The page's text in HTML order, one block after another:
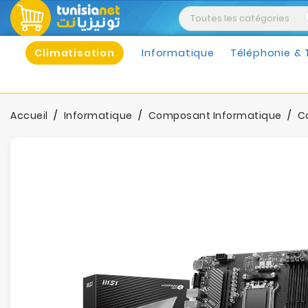
Climatisation Informatique Téléphonie &
Accueil Informatique Composant Informatique